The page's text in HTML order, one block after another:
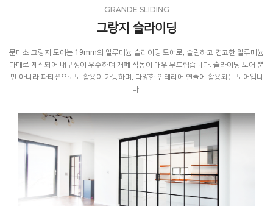
GRANDE SLIDING
그랑지 슬라이딩
문다소 그랑지 도어는 19mm의 알루미늄 슬라이딩 도어로, 슬림하고 견고한 알루미늄
다대로 제작되어 내구성이 우수하며 개폐 작동이 매우 부드럽습니다. 슬라이딩 도어 뿐
만 아니라 파티션으로도 활용이 가능하며, 다양한 인테리어 연출에 활용되는 도어입니
다.